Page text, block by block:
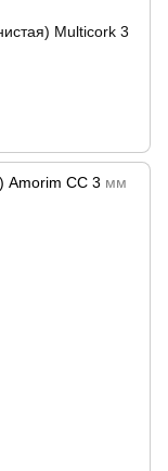
Multicork 3